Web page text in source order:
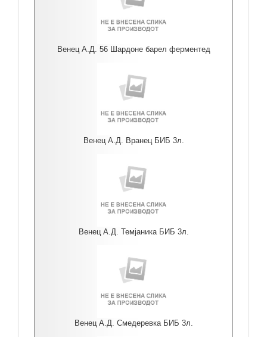
Венец А.Д. 56 Шардоне барел ферментед
Венец А.Д. Вранец БИБ 3л.
Венец А.Д. Темјаника БИБ 3л.
Венец А.Д. Смедеревка БИБ 3л.